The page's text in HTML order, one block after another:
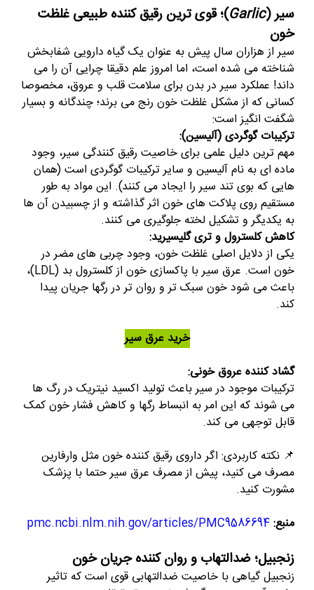
سیر(
Garlic
)؛ قوی ترین رقیق کننده طبیعی غلظت
خون
سیر از هزاران سال پیش به عنوان یک گیاه دارویی شفابخش
شناخته می شده است، اما امروز علم دقیقا چرایی آن را می
داند! عملکرد سیر در بدن برای سلامت قلب و عروق، مخصوصا
کسانی که از مشکل غلظت خون رنج می برند؛ چندگانه و بسیار
شگفت انگیز است:
ترکیبات گوگردی (آلیسین):
مهم ترین دلیل علمی برای خاصیت رقیق کنندگی سیر، وجود
ماده ای به نام آلیسین و سایر ترکیبات گوگردی است (همان
هایی که بوی تند سیر را ایجاد می کنند). این مواد به طور
مستقیم روی پلاکت های خون اثر گذاشته و از چسبیدن آن ها
به یکدیگر و تشکیل لخته جلوگیری می کنند.
کاهش کلسترول و تری گلیسیرید:
یکی از دلایل اصلی غلظت خون، وجود چربی های مضر در
خون است. عرق سیر با پاکسازی خون از کلسترول بد (LDL)،
باعث می شود خون سبک تر و روان تر در رگها جریان پیدا
کند.
خرید عرق سیر
گشاد کننده عروق خونی:
ترکیبات موجود در سیر باعث تولید اکسید نیتریک در رگ ها
می شوند که این امر به انبساط رگها و کاهش فشار خون کمک
قابل توجهی می کند.
📌 نکته کاربردی: اگر داروی رقیق کننده خون مثل وارفارین
مصرف می کنید، پیش از مصرف عرق سیر حتما با پزشک
مشورت کنید.
منبع:pmc.ncbi.nlm.nih.gov/articles/PMC9586694
زنجبیل؛ ضدالتهاب و روان کننده جریان خون
زنجبیل گیاهی با خاصیت ضدالتهابی قوی است که تاثیر